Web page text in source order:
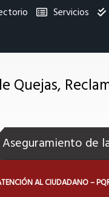
Servicios
Quejas,
Aseguramiento de
AL CIUDADANO –